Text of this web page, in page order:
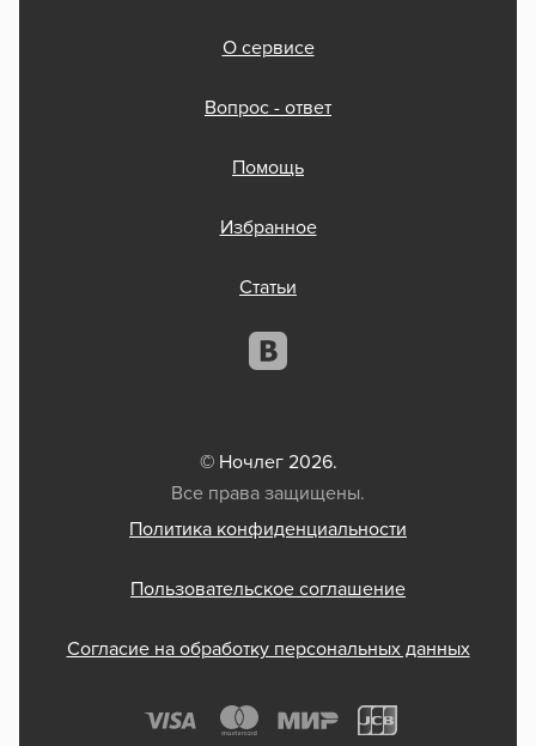
О сервисе
Вопрос - ответ
Помощь
Избранное
Статьи
© Ночлег 2026.
Все права защищены.
Политика конфиденциальности
Пользовательское соглашение
Согласие на обработку персональных данных